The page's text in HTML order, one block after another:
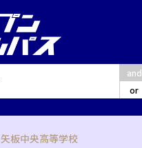
and
or
矢板中央高等学校